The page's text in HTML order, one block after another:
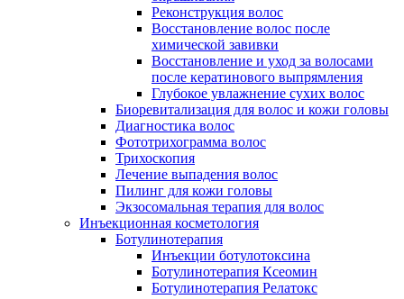
Реконструкция волос
Восстановление волос после
химической завивки
Восстановление и уход за волосами
после кератинового выпрямления
Глубокое увлажнение сухих волос
Биоревитализация для волос и кожи головы
Диагностика волос
Фототрихограмма волос
Трихоскопия
Лечение выпадения волос
Пилинг для кожи головы
Экзосомальная терапия для волос
Инъекционная косметология
Ботулинотерапия
Инъекции ботулотоксина
Ботулинотерапия Ксеомин
Ботулинотерапия Релатокс